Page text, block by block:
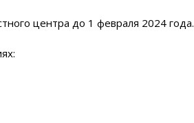
центра до 1 февраля 2024 года.